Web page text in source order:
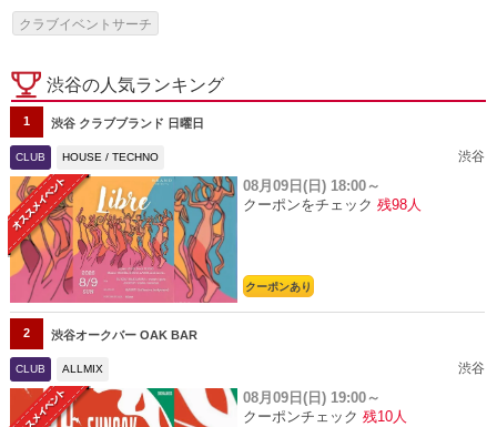
クラブイベントサーチ
渋谷の人気ランキング
1 渋谷 クラブブランド 日曜日
CLUB HOUSE / TECHNO 渋谷
08月09日(日) 18:00～
クーポンをチェック 残98人
クーポンあり
2 渋谷オークバー OAK BAR
CLUB ALLMIX 渋谷
08月09日(日) 19:00～
クーポンチェック 残10人